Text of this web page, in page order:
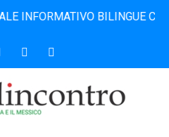
BILINGUE CHE DAL